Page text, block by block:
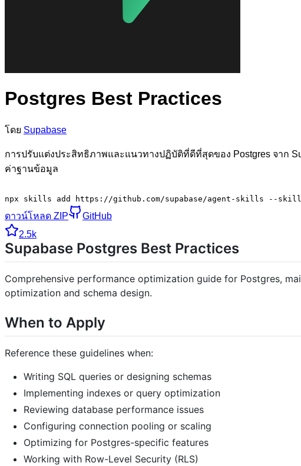
Postgres Best Practices
โดย Supabase
การปรับแต่งประสิทธิภาพและแนวทางปฏิบัติที่ดีที่สุดของ Postgres จาก
ค่าฐานข้อมูล
npx skills add https://github.com/supabase/agent-skills --skill
ดาวน์โหลด ZIP
GitHub
2.5k
Supabase Postgres Best Practices
Comprehensive performance optimization guide for Postgres,
optimization and schema design.
When to Apply
Reference these guidelines when:
Writing SQL queries or designing schemas
Implementing indexes or query optimization
Reviewing database performance issues
Configuring connection pooling or scaling
Optimizing for Postgres-specific features
Working with Row-Level Security (RLS)